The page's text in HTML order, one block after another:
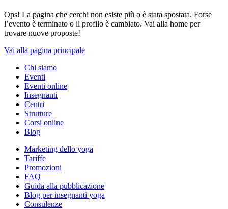
Ops! La pagina che cerchi non esiste più o è stata spostata. Forse
l’evento è terminato o il profilo è cambiato. Vai alla home per
trovare nuove proposte!
Vai alla pagina principale
Chi siamo
Eventi
Eventi online
Insegnanti
Centri
Strutture
Corsi online
Blog
Marketing dello yoga
Tariffe
Promozioni
FAQ
Guida alla pubblicazione
Blog per insegnanti yoga
Consulenze